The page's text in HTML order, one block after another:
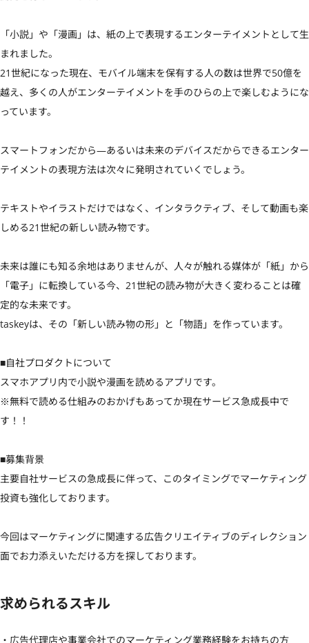
「小説」や「漫画」は、紙の上で表現するエンターテイメントとして生
まれました。
21世紀になった現在、モバイル端末を保有する人の数は世界で50億を
越え、多くの人がエンターテイメントを手のひらの上で楽しむようにな
っています。
スマートフォンだから—あるいは未来のデバイスだからできるエンター
テイメントの表現方法は次々に発明されていくでしょう。
テキストやイラストだけではなく、インタラクティブ、そして動画も楽
しめる21世紀の新しい読み物です。
未来は誰にも知る余地はありませんが、人々が触れる媒体が「紙」から
「電子」に転換している今、21世紀の読み物が大きく変わることは確
定的な未来です。
taskeyは、その「新しい読み物の形」と「物語」を作っています。
■自社プロダクトについて
スマホアプリ内で小説や漫画を読めるアプリです。
※無料で読める仕組みのおかげもあってか現在サービス急成長中で
す！！
■募集背景
主要自社サービスの急成長に伴って、このタイミングでマーケティング
投資も強化しております。
今回はマーケティングに関連する広告クリエイティブのディレクション
面でお力添えいただける方を探しております。
求められるスキル
・広告代理店や事業会社でのマーケティング業務経験をお持ちの方